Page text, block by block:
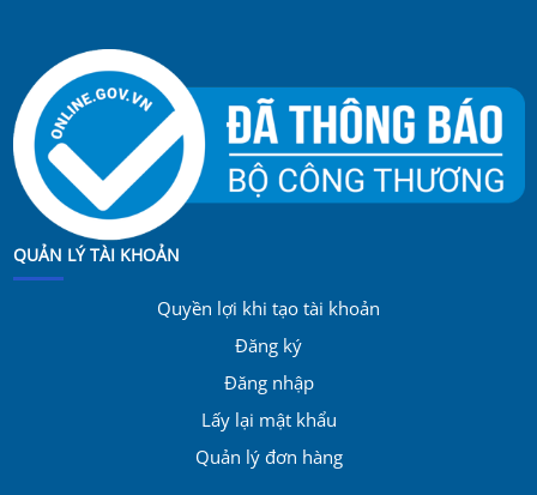
QUẢN LÝ TÀI KHOẢN
Quyền lợi khi tạo tài khoản
Đăng ký
Đăng nhập
Lấy lại mật khẩu
Quản lý đơn hàng